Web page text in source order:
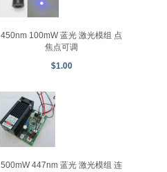
450nm 100mW 蓝光 激光模组 点
焦点可调
$1.00
500mW 447nm 蓝光 激光模组 连